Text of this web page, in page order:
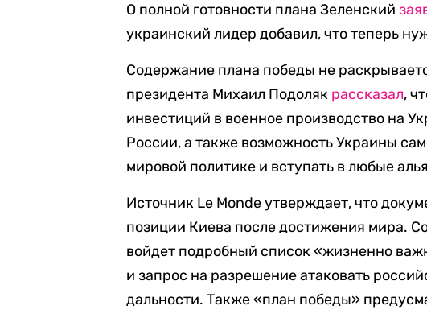
О полной готовности плана Зеленский
украинский лидер добавил, что теперь
Содержание плана победы не
президента Михаил Подоляк рассказал,
инвестиций в военное производство на
России, а также возможность Украины
мировой политике и вступать в любые
Источник Le Monde утверждает, что
позиции Киева после достижения мира.
войдет подробный список «жизненно
и запрос на разрешение атаковать
дальности. Также «план победы»